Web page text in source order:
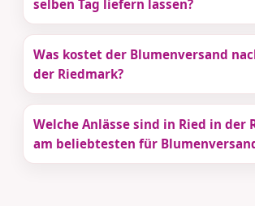
selben Tag liefern lassen?
Was kostet der Blumenversand
der Riedmark?
Welche Anlässe sind in Ried in der
am beliebtesten für